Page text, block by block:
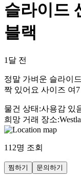
슬라이드
블랙
1달 전
정말 가벼운 슬라이
짝 있어요 사이즈 여
물건 상태 :사용감 있
희망 거래 장소:
112명 조회
찜하기 문의하기